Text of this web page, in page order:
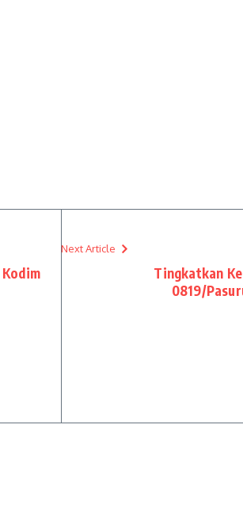
Next Article
Tingkatkan
0819/